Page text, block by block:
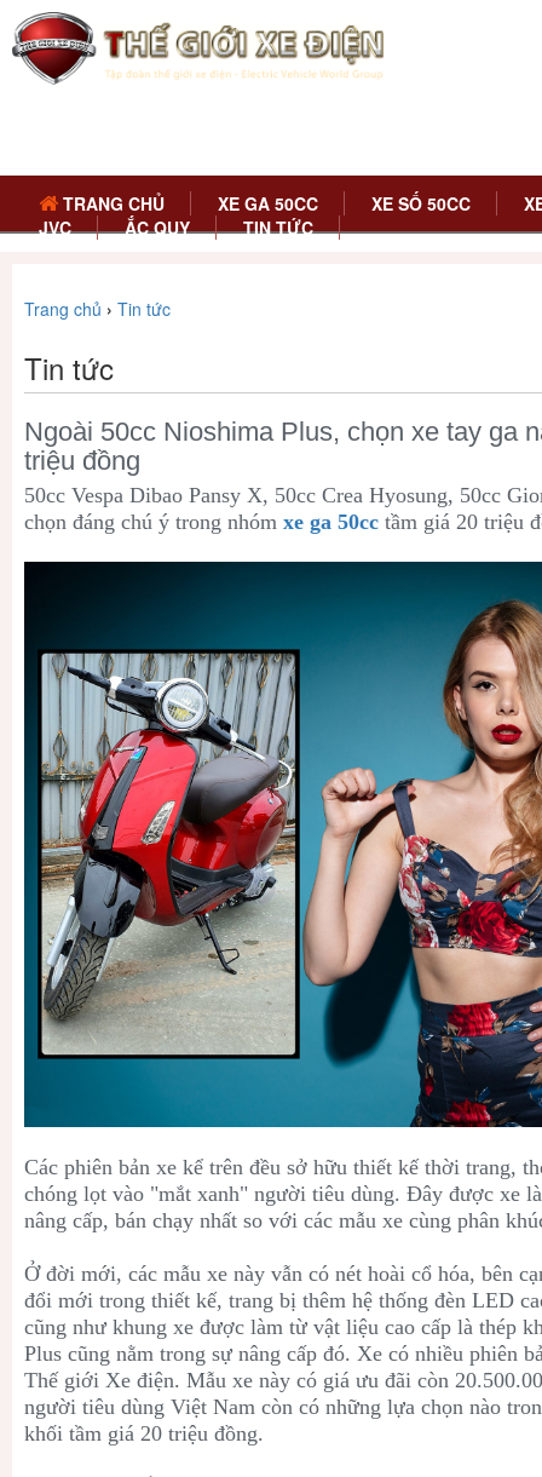
TRANG CHỦ XE GA 50CC XE SỐ 50CC
JVC
ẮC QUY TIN TỨC
Trang chủ › Tin tức
Tin tức
Ngoài 50cc Nioshima Plus, chọn xe tay ga
triệu đồng
50cc Vespa Dibao Pansy X, 50cc Crea Hyosung, 50cc
chọn đáng chú ý trong nhóm xe ga 50cc tầm giá 20 triệu
Các phiên bản xe kể trên đều sở hữu thiết kế thời trang,
chóng lọt vào "mắt xanh" người tiêu dùng. Đây được xe
nâng cấp, bán chạy nhất so với các mẫu xe cùng phân
Ở đời mới, các mẫu xe này vẫn có nét hoài cổ hóa, bên
đổi mới trong thiết kế, trang bị thêm hệ thống đèn LED
cũng như khung xe được làm từ vật liệu cao cấp là thép
Plus cũng nằm trong sự nâng cấp đó. Xe có nhiều phiên
Thế giới Xe điện. Mẫu xe này có giá ưu đãi còn
người tiêu dùng Việt Nam còn có những lựa chọn nào
khối tầm giá 20 triệu đồng.